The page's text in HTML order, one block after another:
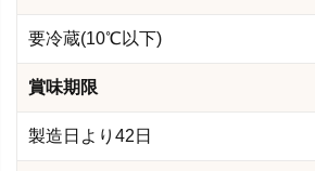
要冷蔵(10℃以下)
賞味期限
製造日より42日